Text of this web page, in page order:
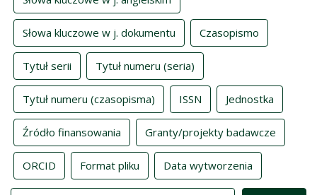
Słowa kluczowe w j. dokumentu Czasopismo
Tytuł serii Tytuł numeru (seria)
Tytuł numeru (czasopisma) ISSN Jednostka
Źródło finansowania Granty/projekty badawcze
ORCID Format pliku Data wytworzenia